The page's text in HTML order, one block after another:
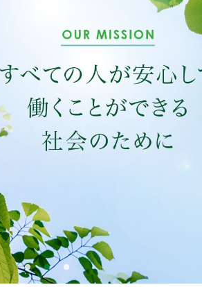
1 2